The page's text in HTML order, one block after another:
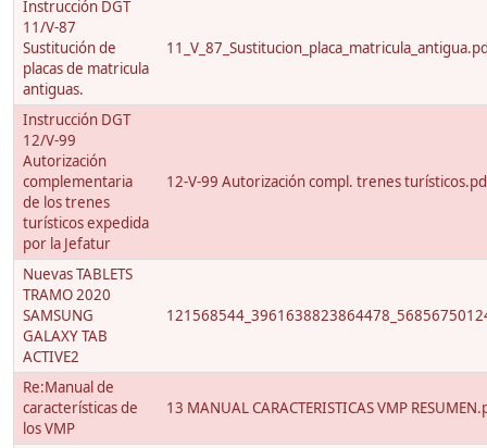
Instrucción DGT
11/V-87
Sustitución de
placas de matricula
antiguas.
Instrucción DGT
12/V-99
Autorización
complementaria
de los trenes
turísticos expedida
por la Jefatur
12-V-99 Autorización compl. trenes
Nuevas TABLETS
TRAMO 2020
SAMSUNG
GALAXY TAB
ACTIVE2
Re:Manual de
características de
los VMP
13 MANUAL CARACTERISTICAS VMP